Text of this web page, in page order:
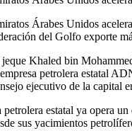
Árabes Unidos
del Golfo exporte
Khaled bin
petrolera estatal
ejecutivo de la capital
petrolera estatal ya opera
sus yacimientos